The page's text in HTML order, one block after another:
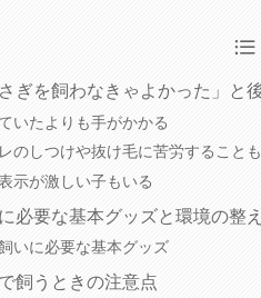
ぎを飼わなきゃよかった」と
いたよりも手がかかる
のしつけや抜け毛に苦労することも
示が激しい子もいる
必要な基本グッズと環境の整
いに必要な基本グッズ
飼うときの注意点